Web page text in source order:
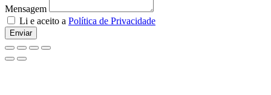
Mensagem
Li e aceito a Política de Privacidade
Enviar